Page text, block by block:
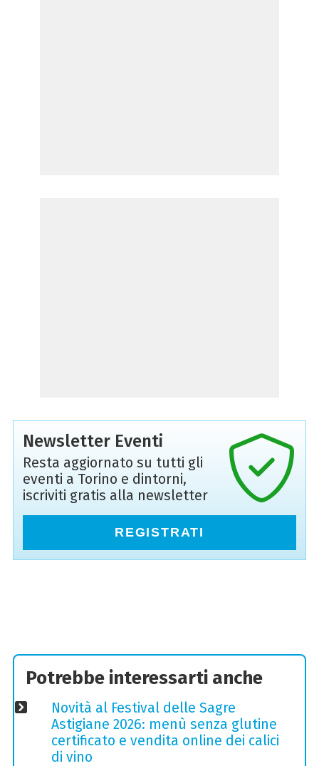
Newsletter Eventi
Resta aggiornato su tutti gli
eventi a Torino e dintorni,
iscriviti gratis alla newsletter
REGISTRATI
Potrebbe interessarti anche
Novità al Festival delle Sagre
Astigiane 2026: menù senza glutine
certificato e vendita online dei calici
di vino